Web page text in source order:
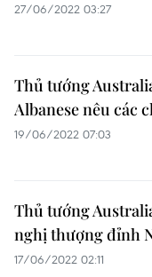
27/06/2022 03:27
Thủ tướng
Albanese nêu các
19/06/2022 07:03
Thủ tướng
nghị thượng đỉnh
17/06/2022 02:11